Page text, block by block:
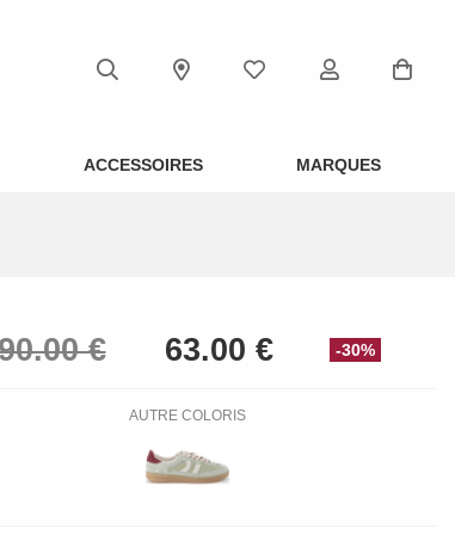
ACCESSOIRES MARQUES
-30%
AUTRE COLORIS